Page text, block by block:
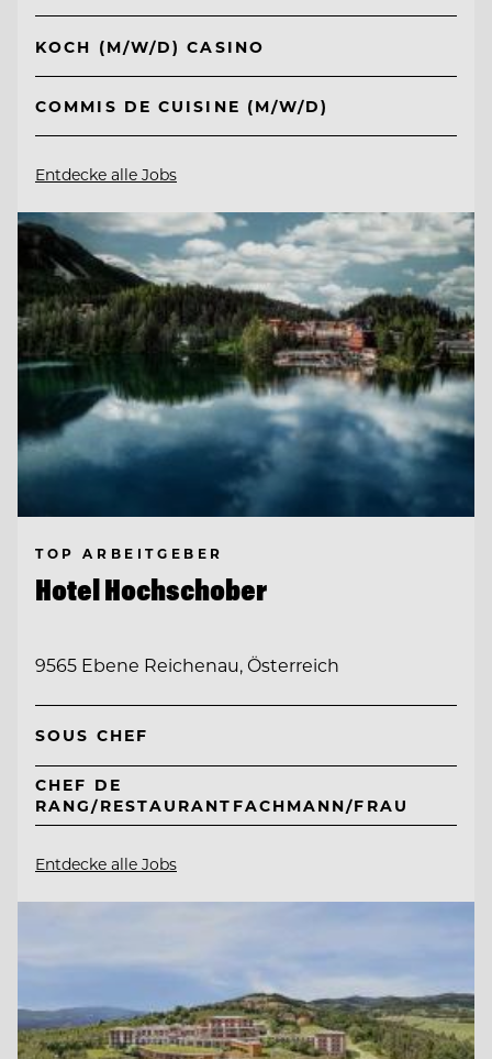
KOCH (M/W/D) CASINO
COMMIS DE CUISINE (M/W/D)
Entdecke alle Jobs
TOP ARBEITGEBER
Hotel Hochschober
9565 Ebene Reichenau, Österreich
SOUS CHEF
CHEF DE
RANG/RESTAURANTFACHMANN/FRAU
Entdecke alle Jobs